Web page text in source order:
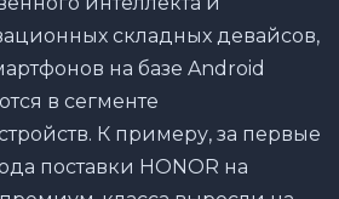
складных девайсов,
на базе Android
в сегменте
К примеру, за первые
поставки HONOR на